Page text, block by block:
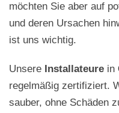
möchten Sie aber auf
und deren Ursachen
ist uns wichtig.
Unsere Installateure in
regelmäßig zertifiziert.
sauber, ohne Schäden